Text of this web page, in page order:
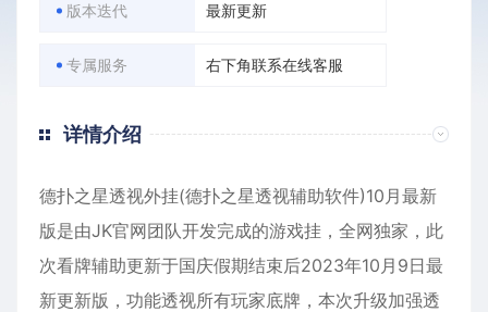
版本迭代 最新更新
专属服务 右下角联系在线客服
详情介绍
德扑之星透视外挂(德扑之星透视辅助软件)10月最新
版是由JK官网团队开发完成的游戏挂，全网独家，此
次看牌辅助更新于国庆假期结束后2023年10月9日最
新更新版，功能透视所有玩家底牌，本次升级加强透